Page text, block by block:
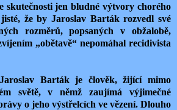
skutečnosti jen bludné výtvory chorého
že by Jaroslav Barták rozvedl své
rozměrů, popsaných v obžalobě,
„obětavě“ nepomáhal recidivista
Barták je člověk, žijící mimo
světě, v němž zaujímá výjimečné
o jeho výstřelcích ve vězení. Dlouho